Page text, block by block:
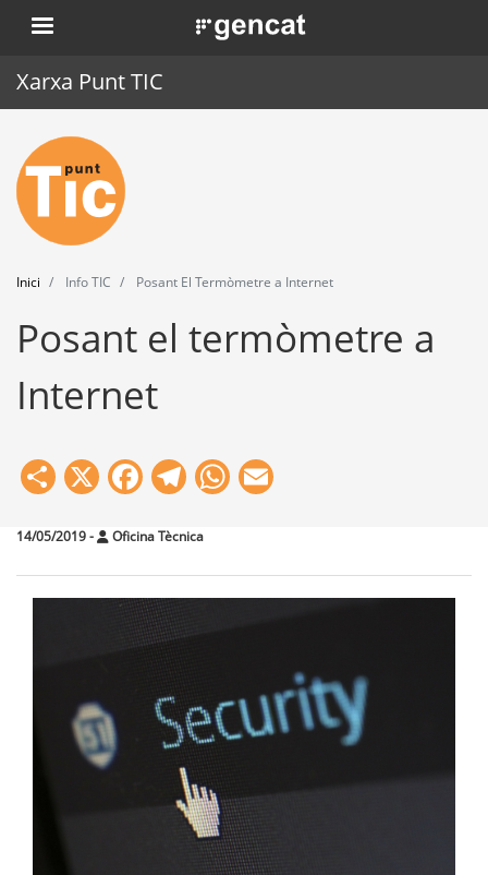
Vés
al
. Obre en una nova finestra.
Xarxa Punt TIC
Inici
Punt TIC
Actualitat
Agenda
Formació
Eines
Inici Info TIC Posant El Termòmetre a Internet
Posant el termòmetre a
Internet
Share
X Facebook
Telegram
WhatsApp
14/05/2019- Oficina Tècnica